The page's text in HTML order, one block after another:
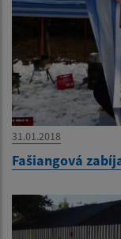
31.01.2018
Fašiangová